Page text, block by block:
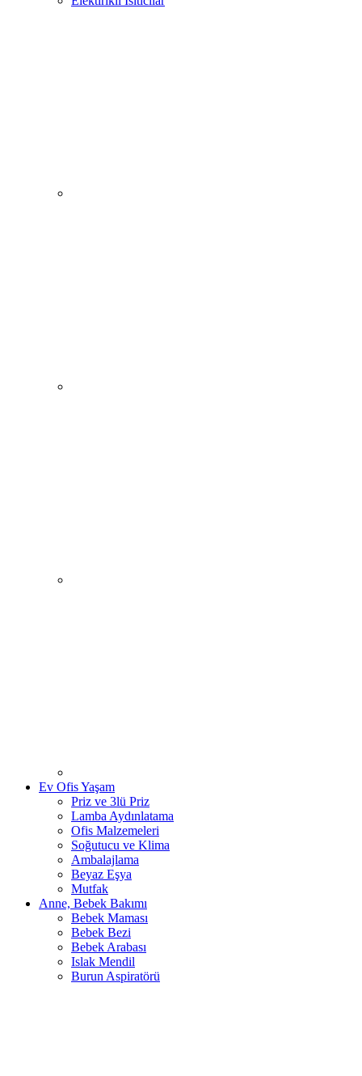
Ev Ofis Yaşam
Priz ve 3lü Priz
Lamba Aydınlatama
Ofis Malzemeleri
Soğutucu ve Klima
Ambalajlama
Beyaz Eşya
Mutfak
Anne, Bebek Bakımı
Bebek Maması
Bebek Bezi
Bebek Arabası
Islak Mendil
Burun Aspiratörü